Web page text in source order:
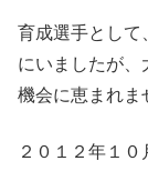
育成選手として
にいましたが、
機会に恵まれま
２０１２年１